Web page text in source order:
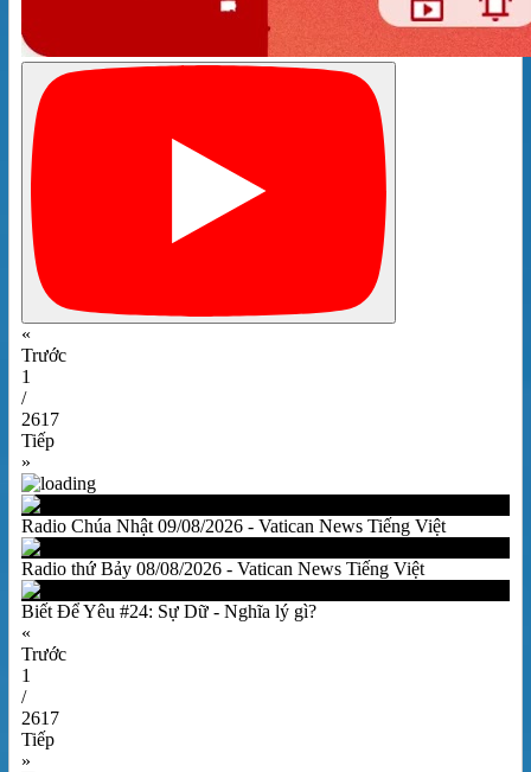
«
Trước
1
/
2617
Tiếp
»
Radio Chúa Nhật 09/08/2026 - Vatican News Tiếng Việt
Radio thứ Bảy 08/08/2026 - Vatican News Tiếng Việt
Biết Để Yêu #24: Sự Dữ - Nghĩa lý gì?
«
Trước
1
/
2617
Tiếp
»